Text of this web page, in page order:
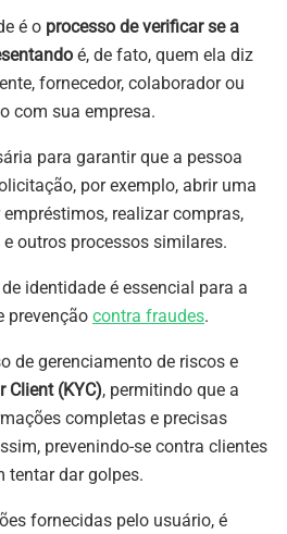
é o processo de verificar se a
é, de fato, quem ela diz
fornecedor, colaborador ou
com sua empresa.
para garantir que a pessoa
por exemplo, abrir uma
realizar compras,
outros processos similares.
identidade é essencial para a
prevenção contra fraudes.
de gerenciamento de riscos e
Client (KYC), permitindo que a
completas e precisas
prevenindo-se contra clientes
tentar dar golpes.
fornecidas pelo usuário, é